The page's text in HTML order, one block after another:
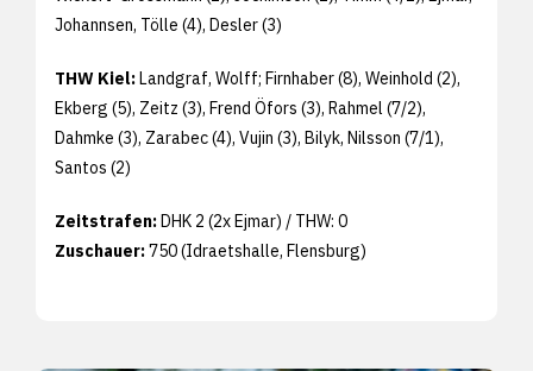
Johannsen, Tölle (4), Desler (3)
THW Kiel:Landgraf, Wolff; Firnhaber (8), Weinhold (2),
Ekberg (5), Zeitz (3), Frend Öfors (3), Rahmel (7/2),
Dahmke (3), Zarabec (4), Vujin (3), Bilyk, Nilsson (7/1),
Santos (2)
Zeitstrafen:DHK 2 (2x Ejmar) / THW: 0
Zuschauer:750 (Idraetshalle, Flensburg)